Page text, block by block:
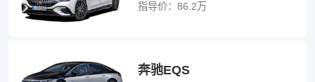
指导价： 86.2万
奔驰EQS